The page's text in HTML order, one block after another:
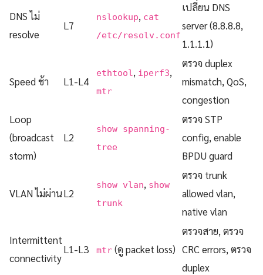
DNS ไม่
resolve
L7
nslookup, cat
/etc/resolv.conf
เปลี่ยน DNS
server (8.8.8.8,
1.1.1.1)
Speed ช้า L1-L4
ethtool , iperf3,
mtr
ตรวจ duplex
mismatch, QoS,
congestion
Loop
(broadcast
storm)
L2
show spanning-
tree
ตรวจ STP
config, enable
BPDU guard
VLAN ไม่ผ่านL2
show vlan, show
trunk
ตรวจ trunk
allowed vlan,
native vlan
Intermittent
connectivity
L1-L3 mtr (ดู packet loss)
ตรวจสาย, ตรวจ
CRC errors, ตรวจ
duplex